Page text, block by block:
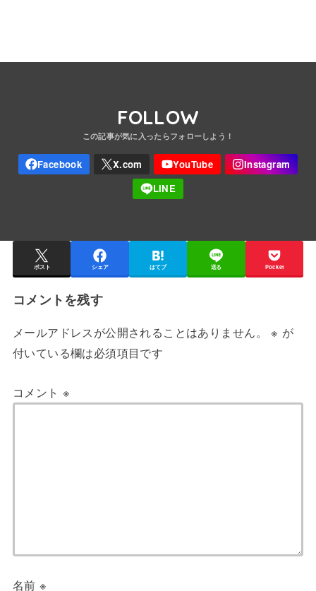
FOLLOW
ポスト シェア はてブ 送る Pocket
コメントを残す
メールアドレスが公開されることはありません。 ※ が
付いている欄は必須項目です
コメント ※
名前※